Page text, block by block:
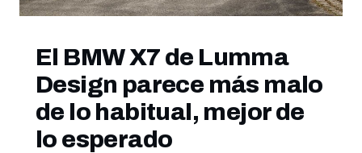
El BMW X7 de Lumma
Design parece más malo
de lo habitual, mejor de
lo esperado